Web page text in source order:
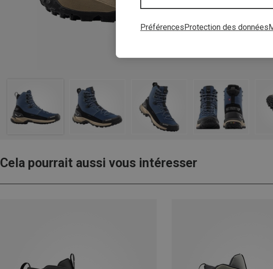
Cela pourrait aussi vous intéresser
PréférencesProtection des données